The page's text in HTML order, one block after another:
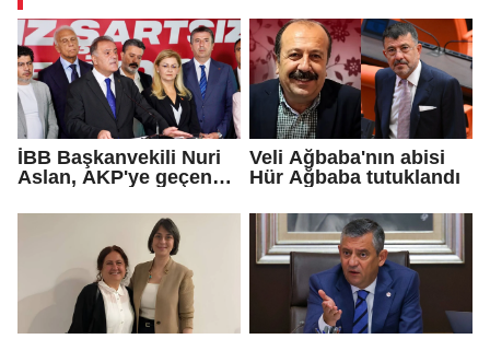
İBB Başkanvekili Nuri
Aslan, AKP'ye geçen
iddialarına yanıt verdi
Veli Ağbaba'nın abisi
Hür Ağbaba tutuklandı